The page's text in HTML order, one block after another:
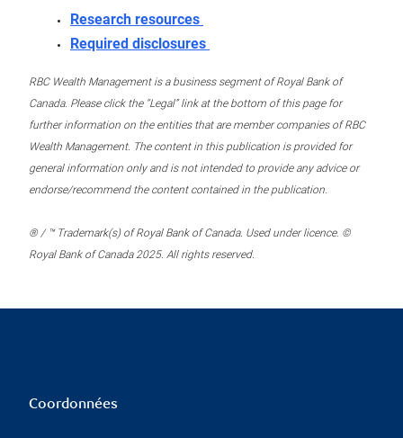
Research resources
Required disclosures
RBC Wealth Management is a business segment of Royal Bank of
Canada. Please click the “Legal” link at the bottom of this page for
further information on the entities that are member companies of RBC
Wealth Management. The content in this publication is provided for
general information only and is not intended to provide any advice or
endorse/recommend the content contained in the publication.
® / ™ Trademark(s) of Royal Bank of Canada. Used under licence. ©
Royal Bank of Canada 2025. All rights reserved.
Coordonnées